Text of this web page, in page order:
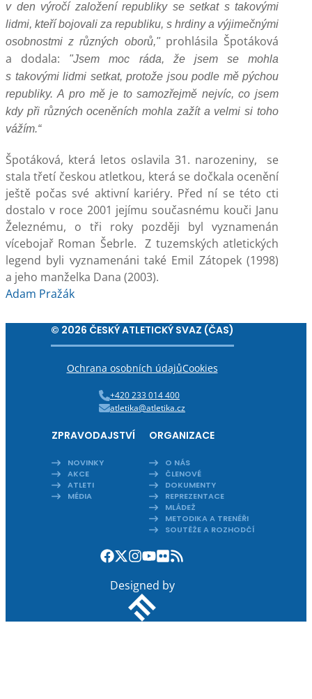
v den výročí založení republiky se setkat s takovými
lidmi, kteří bojovali za republiku, s hrdiny a výjimečnými
osobnostmi z různých oborů,"prohlásila Špotáková
a dodala:
"Jsem moc ráda, že jsem se mohla
s takovými lidmi setkat, protože jsou podle mě pýchou
republiky. A pro mě je to samozřejmě nejvíc, co jsem
kdy při různých oceněních mohla zažít a velmi si toho
vážím.“
Špotáková, která letos oslavila 31. narozeniny, se
stala třetí českou atletkou, která se dočkala ocenění
ještě počas své aktivní kariéry. Před ní se této cti
dostalo v roce 2001 jejímu současnému kouči Janu
Železnému, o tři roky později byl vyznamenán
vícebojař Roman Šebrle. Z tuzemských atletických
legend byli vyznamenáni také Emil Zátopek (1998)
a jeho manželka Dana (2003).
Adam Pražák
© 2026 ČESKÝ ATLETICKÝ SVAZ (ČAS)
Ochrana osobních údajůCookies
+420 233 014 400
atletika@atletika.cz
ZPRAVODAJSTVÍ
NOVINKY
AKCE
ATLETI
MÉDIA
ORGANIZACE
O NÁS
ČLENOVÉ
DOKUMENTY
REPREZENTACE
MLÁDEŽ
METODIKA A TRENÉŘI
SOUTĚŽE A ROZHODČÍ
Designed by